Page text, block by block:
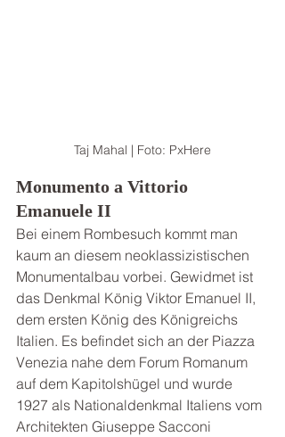
Taj Mahal | Foto: PxHere
Monumento a Vittorio
Emanuele II
Bei einem Rombesuch kommt man
kaum an diesem neoklassizistischen
Monumentalbau vorbei. Gewidmet ist
das Denkmal König Viktor Emanuel II,
dem ersten König des Königreichs
Italien. Es befindet sich an der Piazza
Venezia nahe dem Forum Romanum
auf dem Kapitolshügel und wurde
1927 als Nationaldenkmal Italiens vom
Architekten Giuseppe Sacconi